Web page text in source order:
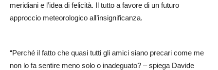
meridiani e l’idea di felicità. Il tutto a favore di un futuro
approccio meteorologico all’insignificanza.
“Perché il fatto che quasi tutti gli amici siano precari come me
non lo fa sentire meno solo o inadeguato? – spiega Davide